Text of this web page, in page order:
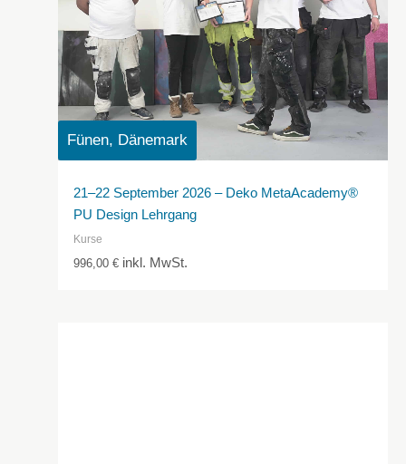
Fünen, Dänemark
21–22 September 2026 – Deko MetaAcademy®
PU Design Lehrgang
Kurse
996,00€ inkl. MwSt.